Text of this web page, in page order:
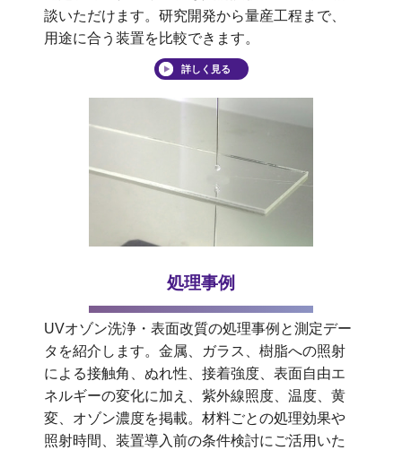
談いただけます。研究開発から量産工程まで、
用途に合う装置を比較できます。
詳しく見る
処理事例
UVオゾン洗浄・表面改質の処理事例と測定デー
タを紹介します。金属、ガラス、樹脂への照射
による接触角、ぬれ性、接着強度、表面自由エ
ネルギーの変化に加え、紫外線照度、温度、黄
変、オゾン濃度を掲載。材料ごとの処理効果や
照射時間、装置導入前の条件検討にご活用いた